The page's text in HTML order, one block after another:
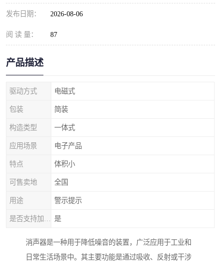
发布日期： 2026-08-06
阅 读 量： 87
产品描述
驱动方式 电磁式
包装 简装
构造类型 一体式
应用场景 电子产品
特点 体积小
可售卖地 全国
用途 警示提示
是
消声器是一种用于降低噪音的装置，广泛应用于工业和
日常生活场景中。其主要功能是通过吸收、反射或干涉